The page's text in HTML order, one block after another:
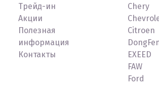
Трейд-ин
Акции
Полезная
информация
Контакты
Chery
Citroen
EXEED
FAW
Ford